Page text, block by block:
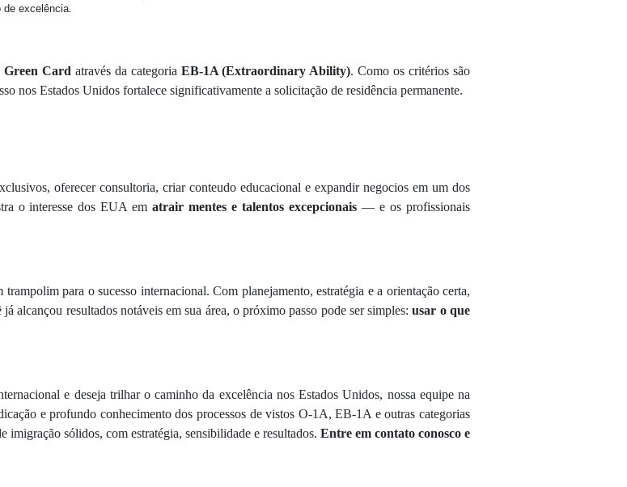
de excelência.
Card através da categoria EB-1A (Extraordinary Ability). Como os critérios são
nos Estados Unidos fortalece significativamente a solicitação de residência permanente.
oferecer consultoria, criar conteudo educacional e expandir negocios em um dos
o interesse dos EUA ematrair mentes e talentos excepcionais — e os profissionais
para o sucesso internacional. Com planejamento, estratégia e a orientação certa,
alcançou resultados notáveis em sua área, o próximo passo pode ser simples:usar o que
e deseja trilhar o caminho da excelência nos Estados Unidos, nossa equipe na
e profundo conhecimento dos processos de vistos O-1A, EB-1A e outras categorias
imigração sólidos, com estratégia, sensibilidade e resultados. Entre em contato conosco e